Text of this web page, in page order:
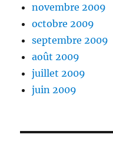
novembre 2009
octobre 2009
septembre 2009
août 2009
juillet 2009
juin 2009